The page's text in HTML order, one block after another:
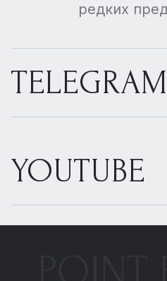
редких
TELEGRAM
YOUTUBE